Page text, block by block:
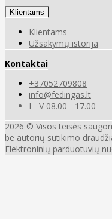
Klientams
Klientams
Užsakymų istorija
Kontaktai
+37052709808
info@fedingas.lt
I - V 08.00 - 17.00
2026 © Visos teisės
be autorių sutikimo
Elektroninių parduotuvių